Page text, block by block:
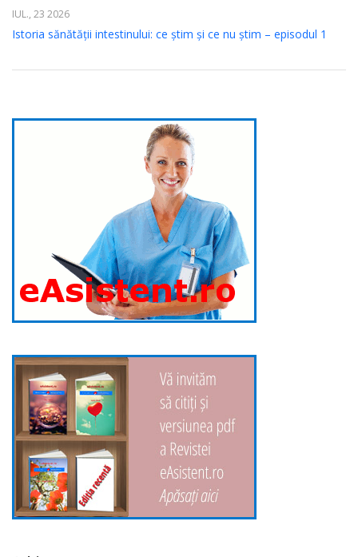
IUL., 23 2026
Istoria sănătății intestinului: ce știm și ce nu știm – episodul 1